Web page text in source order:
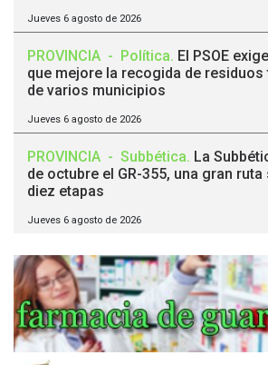
Jueves 6 agosto de 2026
PROVINCIA - Política. El PSOE
que mejore la recogida de residuos
de varios municipios
Jueves 6 agosto de 2026
PROVINCIA - Subbética. La
de octubre el GR-355, una gran
diez etapas
Jueves 6 agosto de 2026